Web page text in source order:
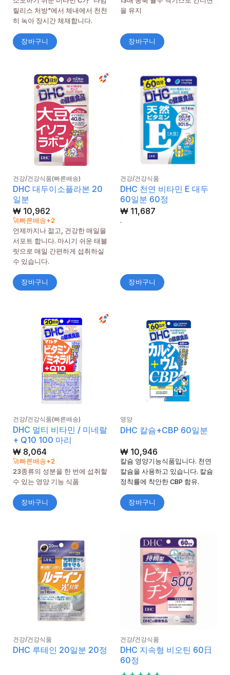
릴리스 처방"에서 체내에서 천천
히 녹아 장시간 체재합니다.
장바구니
을 유지
장바구니
건강/건강식품(빠른배송)
DHC 대두이소플라본 20
일분
₩10,962
🚀빠른배송+2
언제까지나 젊고, 건강한 매일을
서포트 합니다. 마시기 쉬운 태블
릿으로 매일 간편하게 섭취하실
수 있습니다.
장바구니
건강/건강식품
DHC 천연 비타민 E 대두
60일분 60정
₩11,687
.
장바구니
건강/건강식품(빠른배송)
DHC 멀티 비타민 / 미네랄
+ Q10 100 마리
₩8,064
🚀빠른배송+2
23종류의 성분을 한 번에 섭취할
수 있는 영양 기능 식품
장바구니
영양
DHC 칼슘+CBP 60일분
₩10,946
칼슘 영양기능식품입니다. 천연
칼슘을 사용하고 있습니다. 칼슘
정착률에 착안한 CBP 함유.
장바구니
건강/건강식품
DHC 루테인 20일분 20정
건강/건강식품
DHC 지속형 비오틴 60日
60정